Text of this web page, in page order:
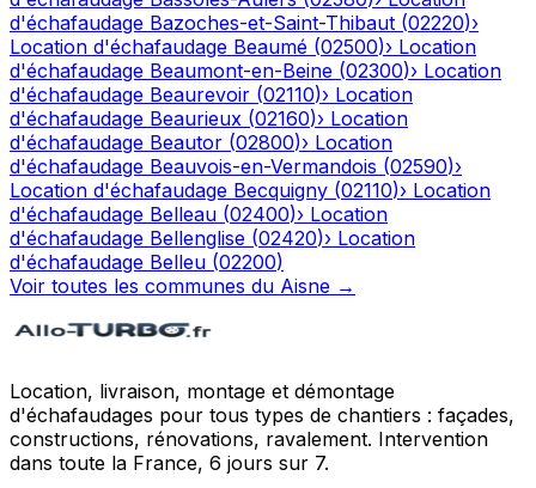
d'échafaudage Bazoches-et-Saint-Thibaut (02220)›
Location d'échafaudage Beaumé (02500)› Location
d'échafaudage Beaumont-en-Beine (02300)› Location
d'échafaudage Beaurevoir (02110)› Location
d'échafaudage Beaurieux (02160)› Location
d'échafaudage Beautor (02800)› Location
d'échafaudage Beauvois-en-Vermandois (02590)›
Location d'échafaudage Becquigny (02110)› Location
d'échafaudage Belleau (02400)› Location
d'échafaudage Bellenglise (02420)› Location
d'échafaudage Belleu (02200)
Voir toutes les communes du Aisne →
Location, livraison, montage et démontage
d'échafaudages pour tous types de chantiers : façades,
constructions, rénovations, ravalement. Intervention
dans toute la France, 6 jours sur 7.